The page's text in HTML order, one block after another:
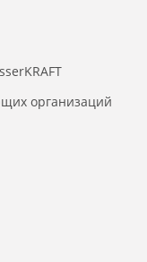
организаций